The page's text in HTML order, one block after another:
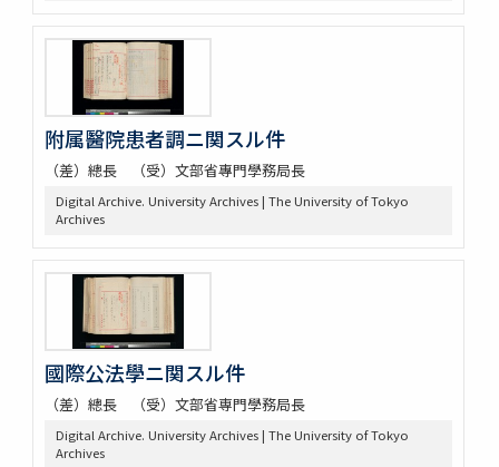
附属醫院患者調ニ関スル件
（差）總長 （受）文部省專門學務局長
Digital Archive. University Archives | The University of Tokyo
Archives
國際公法學ニ関スル件
（差）總長 （受）文部省専門學務局長
Digital Archive. University Archives | The University of Tokyo
Archives